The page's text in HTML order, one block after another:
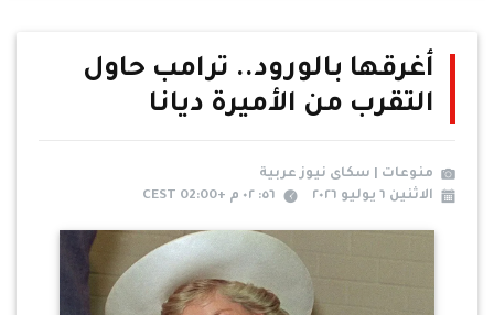
أغرقها بالورود.. ترامب حاول
التقرب من الأميرة ديانا
منوعات | سكاى نيوز عربية
الاثنين ٦ يوليو ٢٠٢٦
٥٦: ٠٢ م +02:00 CEST